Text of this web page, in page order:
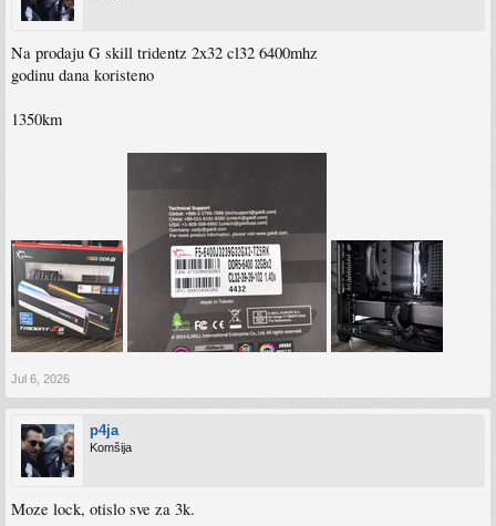
Na prodaju G skill tridentz 2x32 cl32 6400mhz
godinu dana koristeno
1350km
Jul 6, 2026
p4ja
Komšija
Moze lock, otislo sve za 3k.